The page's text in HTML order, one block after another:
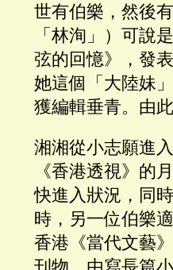
世有伯樂，然後
「林洵」）可說
弦的回憶》，發
她這個「大陸妹
獲編輯垂青。由
湘湘從小志願進
《香港透視》的
快進入狀況，同
時，另一位伯樂適
香港《當代文藝